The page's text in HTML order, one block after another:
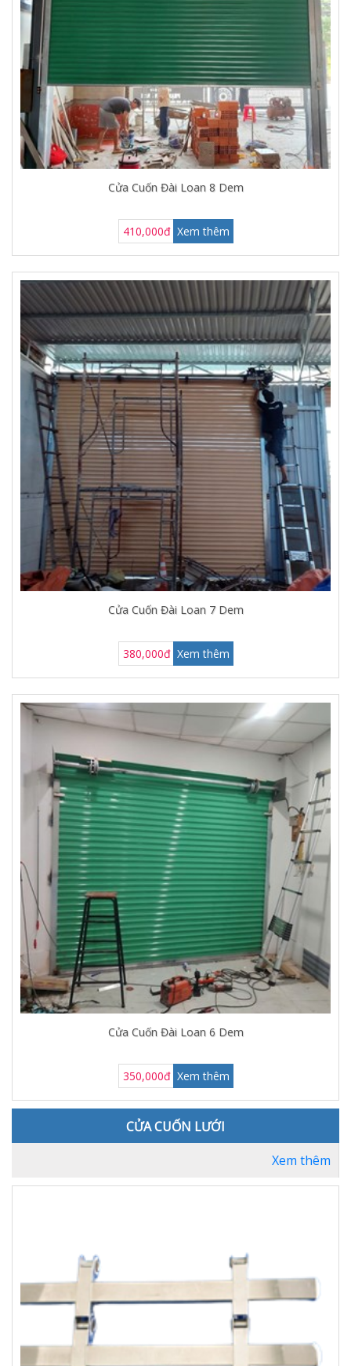
Cửa Cuốn Đài Loan 8 Dem
410,000đ Xem thêm
Cửa Cuốn Đài Loan 7 Dem
380,000đ Xem thêm
Cửa Cuốn Đài Loan 6 Dem
350,000đ Xem thêm
CỬA CUỐN LƯỚI
Xem thêm